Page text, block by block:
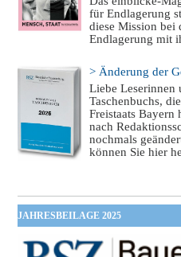
für Endlagerung
diese Mission bei
Endlagerung mit
> Änderung der
Liebe Leserinnen
Taschenbuchs,
Freistaats Bayern
nach
nochmals
können Sie hier
JAHRESBEILAGE 2025